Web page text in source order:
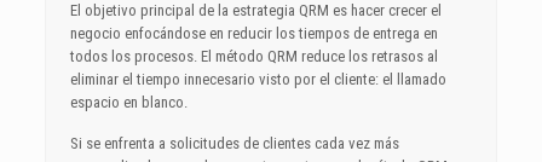
El objetivo principal de la estrategia QRM es hacer crecer el
negocio enfocándose en reducir los tiempos de entrega en
todos los procesos. El método QRM reduce los retrasos al
eliminar el tiempo innecesario visto por el cliente: el llamado
espacio en blanco.
Si se enfrenta a solicitudes de clientes cada vez más